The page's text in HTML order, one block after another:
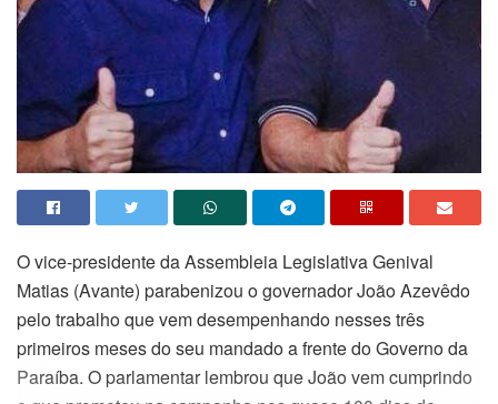
O vice-presidente da Assembleia Legislativa Genival
Matias (Avante) parabenizou o governador João Azevêdo
pelo trabalho que vem desempenhando nesses três
primeiros meses do seu mandado a frente do Governo da
Paraíba. O parlamentar lembrou que João vem cumprindo